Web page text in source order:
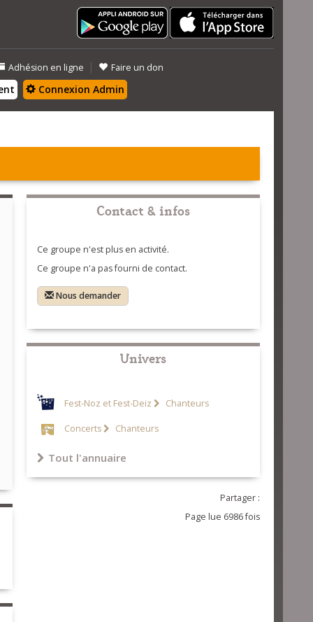
Adhésion en ligne | Faire un don
Connexion Admin
Contact & infos
Ce groupe n'est plus en activité.
Ce groupe n'a pas fourni de contact.
Nous demander
Univers
Fest-Noz et Fest-Deiz Chanteurs
Concerts Chanteurs
Tout l'annuaire
Partager :
Page lue 6986 fois